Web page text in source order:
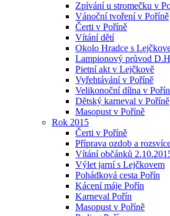
Zpívání u stromečku v
Vánoční tvoření v Poříně
Čerti v Poříně
Vítání dětí
Okolo Hradce s
Lampionový průvod
Pietní akt v Lejčkově
Vyřehtávání v Poříně
Velikonoční dílna v
Dětský karneval v Poříně
Masopust v Poříně
Rok 2015
Čerti v Poříně
Příprava ozdob a
Vítání občánků
Výlet jarní s Lejčkovem
Pohádková cesta Pořín
Kácení máje Pořín
Karneval Pořín
Masopust v Poříně